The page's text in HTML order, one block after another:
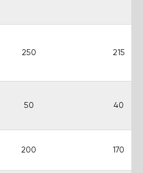
250 215
50 40
200 170